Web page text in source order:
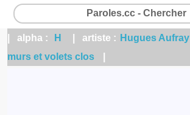
Paroles.cc - Chercher
| alpha : H | artiste : Hugues Aufray
murs et volets clos